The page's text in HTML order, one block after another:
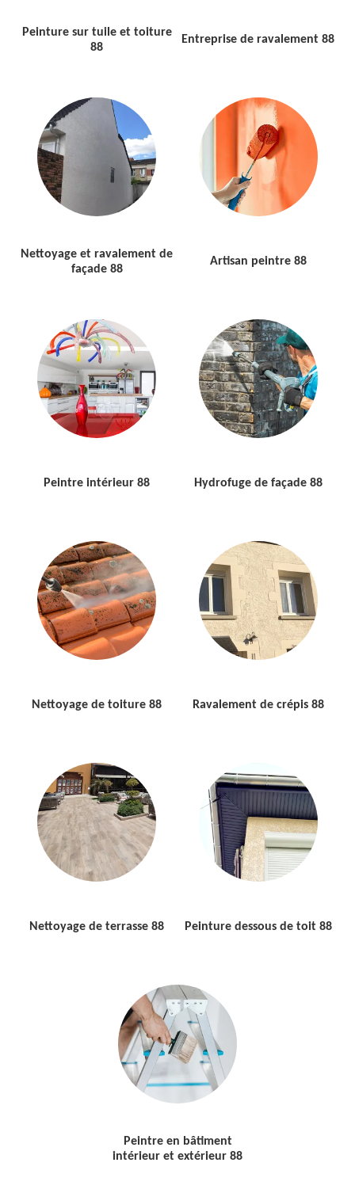
Peinture sur tuile et toiture
88
Entreprise de ravalement 88
Nettoyage et ravalement de
façade 88
Artisan peintre 88
Peintre intérieur 88 Hydrofuge de façade 88
Nettoyage de toiture 88 Ravalement de crépis 88
Nettoyage de terrasse 88 Peinture dessous de toit 88
Peintre en bâtiment
intérieur et extérieur 88